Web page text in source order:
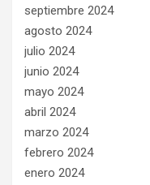
septiembre 2024
agosto 2024
julio 2024
junio 2024
mayo 2024
abril 2024
marzo 2024
febrero 2024
enero 2024